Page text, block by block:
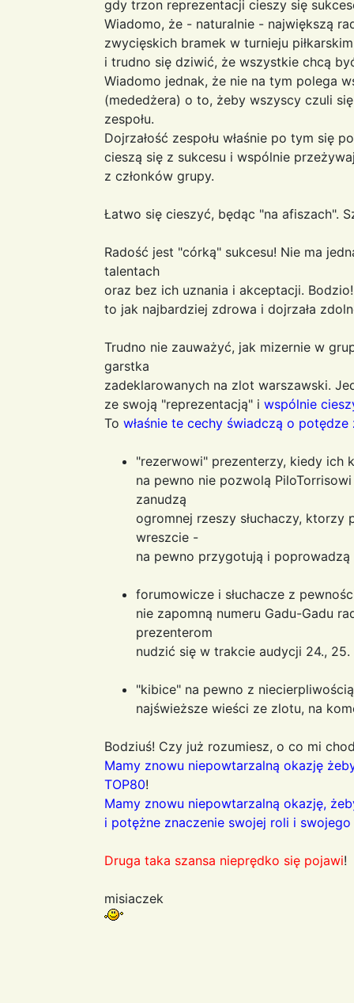
gdy trzon reprezentacji cieszy się
Wiadomo, że - naturalnie - największą
zwycięskich bramek w turnieju
i trudno się dziwić, że wszystkie chcą
Wiadomo jednak, że nie na tym polega
(mededżera) o to, żeby wszyscy czuli
zespołu.
Dojrzałość zespołu właśnie po tym się
cieszą się z sukcesu i wspólnie
z członków grupy.
Łatwo się cieszyć, będąc "na afiszach".
Radość jest "córką" sukcesu! Nie ma
talentach
oraz bez ich uznania i akceptacji.
to jak najbardziej zdrowa i dojrzała
Trudno nie zauważyć, jak mizernie w
garstka
zadeklarowanych na zlot warszawski.
ze swoją "reprezentacją" i wspólnie
To właśnie te cechy świadczą o potędze
"rezerwowi" prezenterzy, kiedy ich
na pewno nie pozwolą
zanudzą
ogromnej rzeszy słuchaczy,
wreszcie -
na pewno przygotują i
forumowicze i słuchacze z
nie zapomną numeru Gadu-Gadu
prezenterom
nudzić się w trakcie audycji 24.,
"kibice" na pewno z
najświeższe wieści ze zlotu, na
Bodziuś! Czy już rozumiesz, o co mi
Mamy znowu niepowtarzalną okazję
TOP80!
Mamy znowu niepowtarzalną okazję,
i potężne znaczenie swojej roli i
Druga taka szansa nieprędko się pojawi!
misiaczek